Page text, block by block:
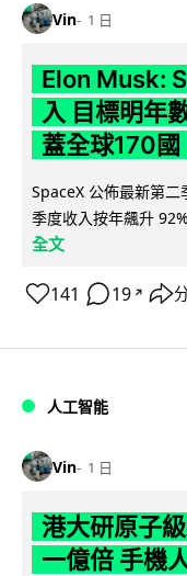
Vin 1 日
Elon Musk:
入 目標明年
蓋全球170國
SpaceX 公佈最新第
季度收入按年飆升
全文
141 19 ↗
人工智能
Vin 1 日
港大研原子
一億倍 手機